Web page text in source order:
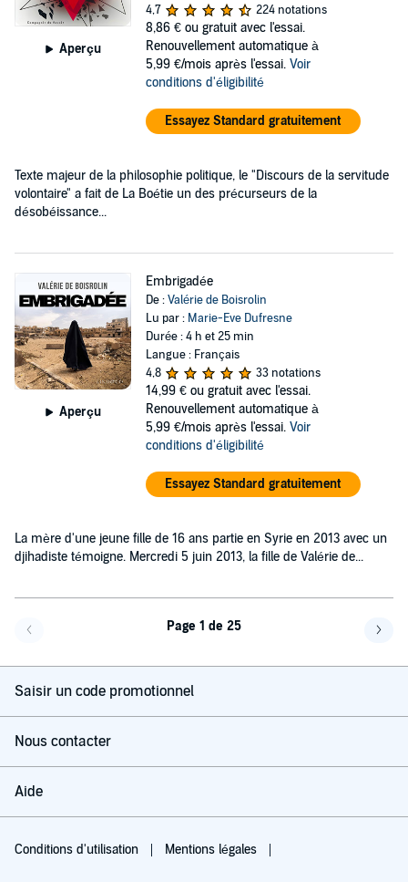
Aperçu
4,7
224 notations
8,86 € ou gratuit avec l'essai.
Renouvellement automatique à
5,99 €/mois après l'essai. Voir
conditions d'éligibilité
Essayez Standard gratuitement
Texte majeur de la philosophie politique, le "Discours de la servitude
volontaire" a fait de La Boétie un des précurseurs de la
désobéissance...
Aperçu
Embrigadée
De :Valérie de Boisrolin
Lu par : Marie-Eve Dufresne
Durée : 4 h et 25 min
Langue : Français
4,8
33 notations
14,99 € ou gratuit avec l'essai.
Renouvellement automatique à
5,99 €/mois après l'essai. Voir
conditions d'éligibilité
Essayez Standard gratuitement
La mère d'une jeune fille de 16 ans partie en Syrie en 2013 avec un
djihadiste témoigne. Mercredi 5 juin 2013, la fille de Valérie de...
Page 1 de 25
Saisir un code promotionnel
Nous contacter
Aide
Conditions d'utilisation Mentions légales